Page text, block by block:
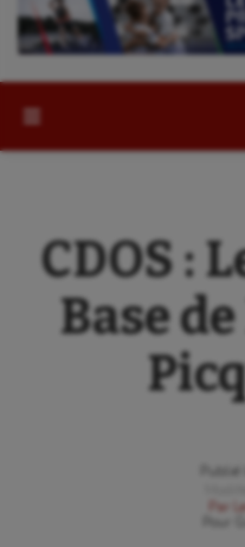
CDOS :
Base
Publié
Par